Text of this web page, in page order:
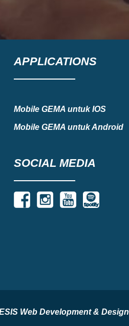
APPLICATIONS
Mobile GEMA untuk IOS
Mobile GEMA untuk Android
SOCIAL MEDIA
Web Development & Design